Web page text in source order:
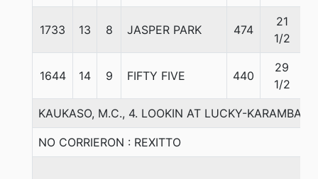
1733 13 8 JASPER PARK 474
21
1/2
1644 14 9 FIFTY FIVE 440
29
1/2
KAUKASO, M.C., 4. LOOKIN AT LUCKY-KARAMBA-
NO CORRIERON : REXITTO